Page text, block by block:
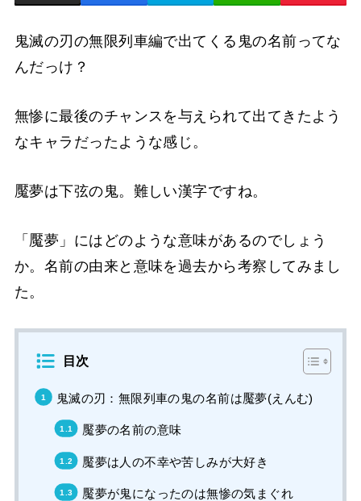
鬼滅の刃の無限列車編で出てくる鬼の名前ってな
んだっけ？
無惨に最後のチャンスを与えられて出てきたよう
なキャラだったような感じ。
魘夢は下弦の鬼。難しい漢字ですね。
「魘夢」にはどのような意味があるのでしょう
か。名前の由来と意味を過去から考察してみまし
た。
目次
鬼滅の刃：無限列車の鬼の名前は魘夢(えんむ)
魘夢の名前の意味
魘夢は人の不幸や苦しみが大好き
魘夢が鬼になったのは無惨の気まぐれ